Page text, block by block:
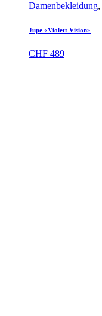
Damenbekleidung,
Jupe «Violett Vision»
CHF 489